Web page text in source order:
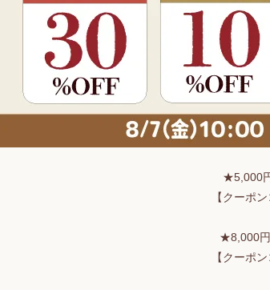
★5,000
【クーポ
★8,000円
【クーポ